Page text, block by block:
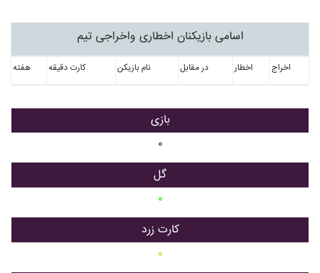
اسامی بازیکنان اخطاری واخراجی تیم
هفته کارت دقیقه نام بازیکن در مقابل اخطار اخراج
بازی
۰
گل
۰
کارت زرد
۰